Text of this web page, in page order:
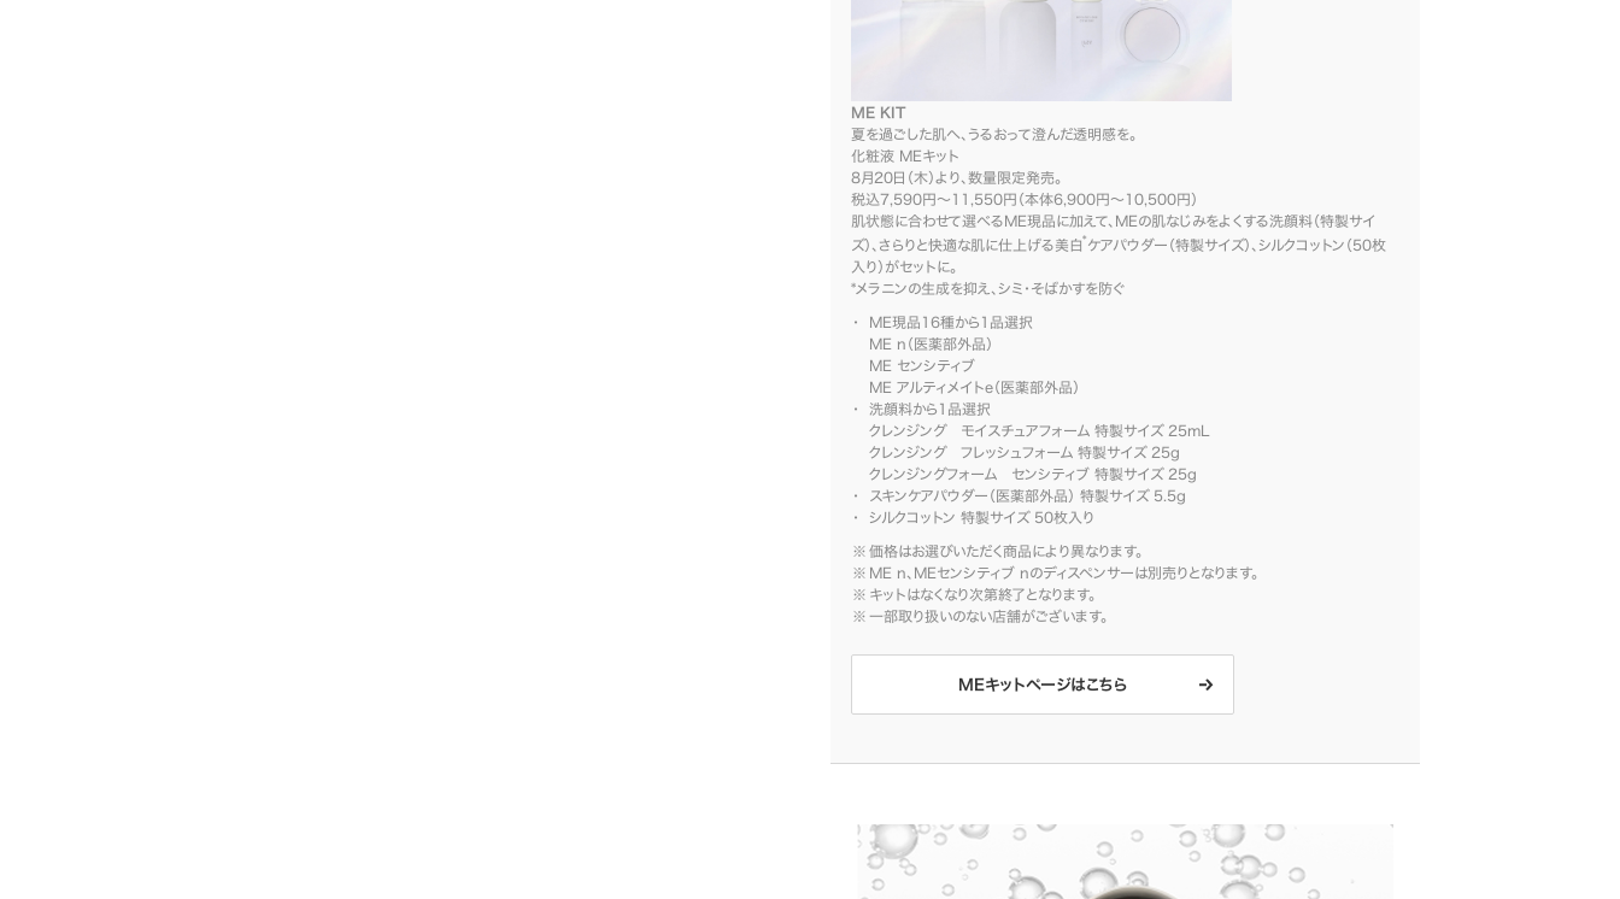
ME KIT
夏を過ごした肌へ、うるおって澄んだ透明感を。
化粧液 MEキット
8月20日（木）より、数量限定発売。
税込7,590円～11,550円（本体6,900円～10,500円）
肌状態に合わせて選べるME現品に加えて、MEの肌なじみをよくする洗顔料（特製サイ
ズ）、さらりと快適な肌に仕上げる美白* ケアパウダー（特製サイズ）、シルクコットン（50枚
入り）がセットに。
*メラニンの生成を抑え、シミ・そばかすを防ぐ
ME現品16種から1品選択
ME n（医薬部外品）
ME センシティブ
ME アルティメイトe（医薬部外品）
洗顔料から1品選択
クレンジング モイスチュアフォーム 特製サイズ 25mL
クレンジング フレッシュフォーム 特製サイズ 25g
クレンジングフォーム センシティブ 特製サイズ 25g
スキンケアパウダー（医薬部外品） 特製サイズ 5.5g
シルクコットン 特製サイズ 50枚入り
価格はお選びいただく商品により異なります。
ME n、MEセンシティブ nのディスペンサーは別売りとなります。
キットはなくなり次第終了となります。
一部取り扱いのない店舗がございます。
MEキットページはこちら